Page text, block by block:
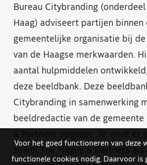
Bureau Citybranding
Haag) adviseert partijen binnen
gemeentelijke organisatie bij
van de Haagse merkwaarden.
aantal hulpmiddelen
deze beeldbank. Deze
Citybranding in samenwerking
beeldredactie van de gemeente
Voor het goed functioneren van deze
functionele cookies nodig. Daarvoor is